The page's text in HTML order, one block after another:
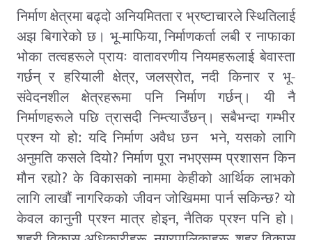
निर्माण क्षेत्रमा बढ्दो अनियमितता र भ्रष्टाचारले स्थितिलाई
अझ बिगारेको छ। भू-माफिया,निर्माणकर्ता लबी र नाफाका
भोका तत्वहरूले प्रायः वातावरणीय नियमहरूलाई बेवास्ता
गर्छन् र हरियाली क्षेत्र,जलस्रोत,नदी किनार र भू-
संवेदनशील क्षेत्रहरूमा पनि निर्माण गर्छन्। यी नै
निर्माणहरूले पछि त्रासदी निम्त्याउँछन्। सबैभन्दा गम्भीर
प्रश्न यो हो: यदि निर्माण अवैध छन भने,यसको लागि
अनुमति कसले दियो?निर्माण पूरा नभएसम्म प्रशासन किन
मौन रह्यो?के विकासको नाममा केहीको आर्थिक लाभको
लागि लाखौं नागरिकको जीवन जोखिममा पार्न सकिन्छ?यो
केवल कानुनी प्रश्न मात्र होइन,नैतिक प्रश्न पनि हो।